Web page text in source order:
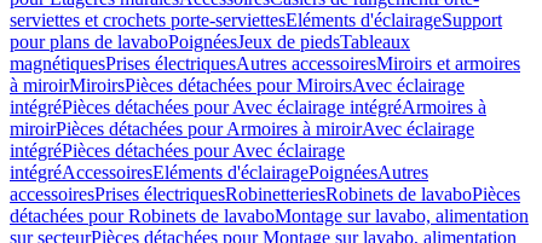
serviettes et crochets porte-serviettesEléments d'éclairageSupport
pour plans de lavaboPoignéesJeux de piedsTableaux
magnétiquesPrises électriquesAutres accessoiresMiroirs et armoires
à miroirMiroirsPièces détachées pour MiroirsAvec éclairage
intégréPièces détachées pour Avec éclairage intégréArmoires à
miroirPièces détachées pour Armoires à miroirAvec éclairage
intégréPièces détachées pour Avec éclairage
intégréAccessoiresEléments d'éclairagePoignéesAutres
accessoiresPrises électriquesRobinetteriesRobinets de lavaboPièces
détachées pour Robinets de lavaboMontage sur lavabo, alimentation
sur secteurPièces détachées pour Montage sur lavabo, alimentation